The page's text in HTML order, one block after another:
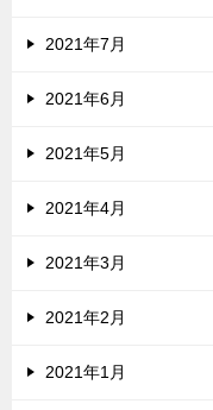
2021年7月
2021年6月
2021年5月
2021年4月
2021年3月
2021年2月
2021年1月